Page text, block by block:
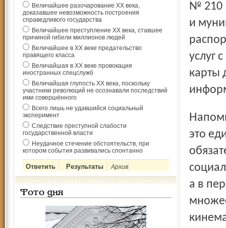
Величайшее разочарование ХХ века,
доказавшее невозможность построения
справедливого государства
Величайшее преступление ХХ века, ставшее
причиной гибели миллионов людей
Величайшее в ХХ веке предательство
правящего класса
Величайшая в ХХ веке провокация
иностранных спецслужб
Величайшая глупость ХХ века, поскольку
участники революций не осознавали последствий
ими совершённого
Всего лишь не удавшийся социальный
эксперимент
Следствие преступной слабости
государственной власти
Неудачное стечение обстоятельств, при
котором события развивались спонтанно
Архив
Фото дня
№ 210
и
услуг
карты
Напомним, что универсальная электронная карта (УЭК) –
это
а в